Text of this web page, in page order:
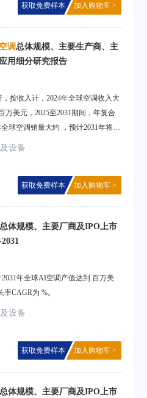
获取免费样本 加入购物车 >
空调总体规模、主要生产商、主
用细分研究报告
，按收入计，2024年全球空调收入大
万美元，2025至2031期间，年复合
球空调销量大约 ，预计2031年将达
设备
获取免费样本 加入购物车 >
体规模、主要厂商及IPO上市
年全球AI空调产值达到 百万美
CAGR为 %。
设备
获取免费样本 加入购物车 >
体规模、主要厂商及IPO上市